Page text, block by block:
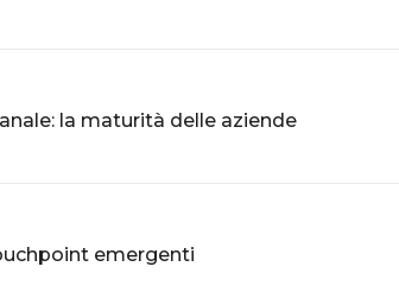
la maturità delle aziende
emergenti